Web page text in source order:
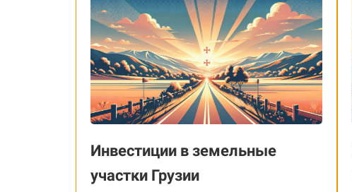
Инвестиции в земельные
участки Грузии